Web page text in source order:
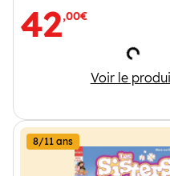
42,00€
Voir le6
8/11 ans